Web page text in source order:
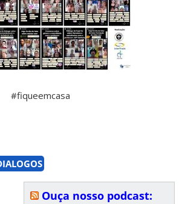
#fiqueemcasa
Ouça nosso podcast: